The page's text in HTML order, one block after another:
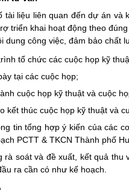
tài liệu liên quan đến dự án và
triển khai hoạt động theo đúng
dung công việc, đảm bảo chất
tổ chức các cuộc họp kỹ
tại các cuộc họp;
cuộc họp kỹ thuật và cuộc
kết thúc cuộc họp kỹ thuật và
tin tổng hợp ý kiến của các
PCTT & TKCN Thành phố
rà soát và đề xuất, kết quả
ra cần có như kế hoạch.